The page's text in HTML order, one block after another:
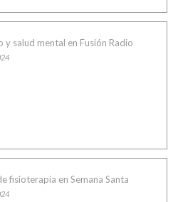
y salud mental en Fusión Radio
fisioterapia en Semana Santa